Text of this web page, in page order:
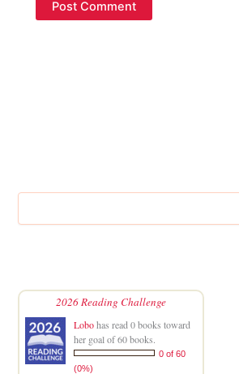
2026 Reading Challenge
Lobohas read 0 books toward
her goal of 60 books.
0 of 60
(0%)